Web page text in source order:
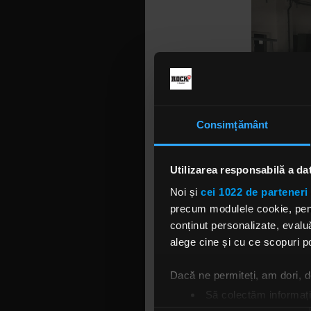
Consimțământ
Utilizarea responsabilă a
Noi și cei 1022 de
precum modulele cookie,
conținut personalizate,
alege cine și cu ce scopuri
Dacă ne permiteți, am dori,
Să colectăm
Trupa
plin de
„Suntem
proiectele
încântați